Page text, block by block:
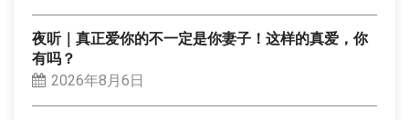
夜听｜真正爱你的不一定是你妻子！这样的真爱，你
有吗？
2026年8月6日